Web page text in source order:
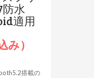
防水
適用
み）
搭載の